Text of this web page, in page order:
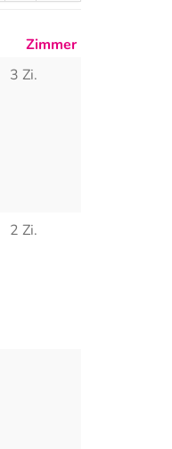
Zimmer
3 Zi.
2 Zi.